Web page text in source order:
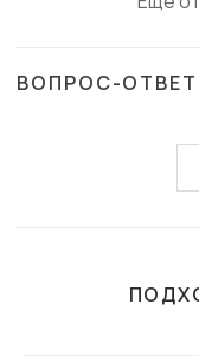
ВОПРОС-ОТВЕТ